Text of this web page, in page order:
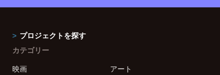
プロジェクトを探す
カテゴリー
映画
アート